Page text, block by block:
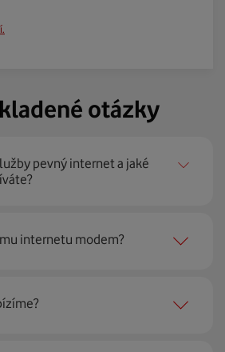
otázky
pevný internet a jaké
nabídnout
internetu modem?
vám ho poskytneme na splátky. U
navíc garantujeme plnou